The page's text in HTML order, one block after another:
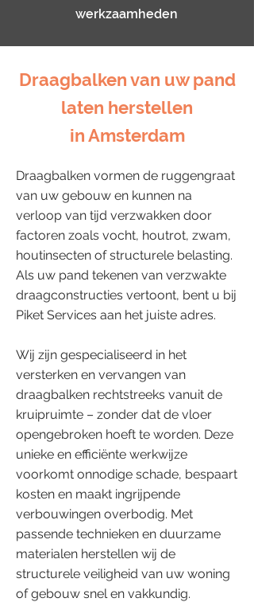
werkzaamheden
Draagbalken van uw pand
laten herstellen
in Amsterdam
Draagbalken vormen de ruggengraat
van uw gebouw en kunnen na
verloop van tijd verzwakken door
factoren zoals vocht, houtrot, zwam,
houtinsecten of structurele belasting.
Als uw pand tekenen van verzwakte
draagconstructies vertoont, bent u bij
Piket Services aan het juiste adres.
Wij zijn gespecialiseerd in het
versterken en vervangen van
draagbalken rechtstreeks vanuit de
kruipruimte – zonder dat de vloer
opengebroken hoeft te worden. Deze
unieke en efficiënte werkwijze
voorkomt onnodige schade, bespaart
kosten en maakt ingrijpende
verbouwingen overbodig. Met
passende technieken en duurzame
materialen herstellen wij de
structurele veiligheid van uw woning
of gebouw snel en vakkundig.